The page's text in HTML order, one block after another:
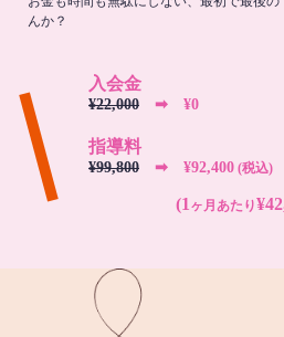
んか？
入会金
¥22,000 ➡︎ ¥0
指導料
¥99,800 ➡︎ ¥92,400 (税込)
(1 ヶ月あたり